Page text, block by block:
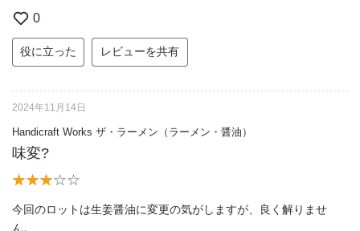
0
役に立った レビューを共有
2024年11月14日
Handicraft Works ザ・ラーメン（ラーメン・醤油）
味変?
今回のロットは生姜醤油に変更の気がしますが、良く解りませ
ん。